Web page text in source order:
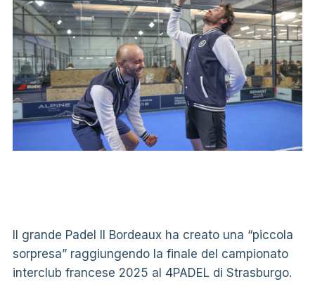
Il grande Padel Il Bordeaux ha creato una “piccola
sorpresa” raggiungendo la finale del campionato
interclub francese 2025 al 4PADEL di Strasburgo.